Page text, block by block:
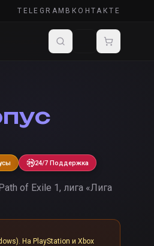
TELEGRAM ВКОНТАКТЕ
24/7 Поддержка
of Exile 1, лига «Лига
На PlayStation и Xbox